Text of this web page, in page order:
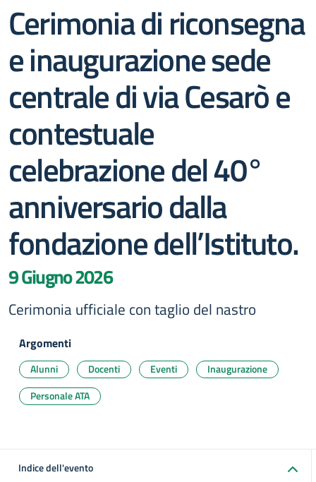
Cerimonia di riconsegna
e inaugurazione sede
centrale di via Cesarò e
contestuale
celebrazione del 40°
anniversario dalla
fondazione dell’Istituto.
9 Giugno 2026
Cerimonia ufficiale con taglio del nastro
Argomenti
Alunni Docenti Eventi
Inaugurazione
Personale ATA
Indice dell'evento